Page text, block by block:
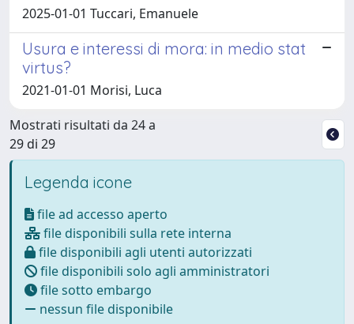
2025-01-01 Tuccari, Emanuele
Usura e interessi di mora: in medio stat
virtus?
2021-01-01 Morisi, Luca
Mostrati risultati da 24 a
29 di 29
Legenda icone
file ad accesso aperto
file disponibili sulla rete interna
file disponibili agli utenti autorizzati
file disponibili solo agli amministratori
file sotto embargo
nessun file disponibile